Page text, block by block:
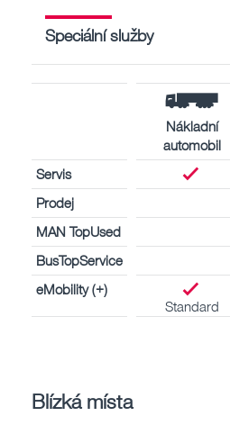
Speciální služby
Nákladní
automobil
Servis
Prodej
MAN TopUsed
BusTopService
eMobility (+)
Standard
Blízká místa